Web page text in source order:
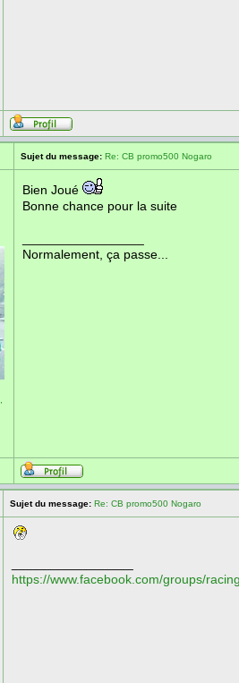
Sujet du message: Re: CB promo500 Nogaro
Bien Joué
Bonne chance pour la suite
Normalement, ça passe...
Sujet du message: Re: CB promo500 Nogaro
https://www.facebook.com/groups/